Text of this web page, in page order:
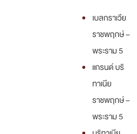
เบลกราเวีย
ราชพฤกษ์ –
พระราม 5
แกรนด์ บริ
ทาเนีย
ราชพฤกษ์ –
พระราม 5